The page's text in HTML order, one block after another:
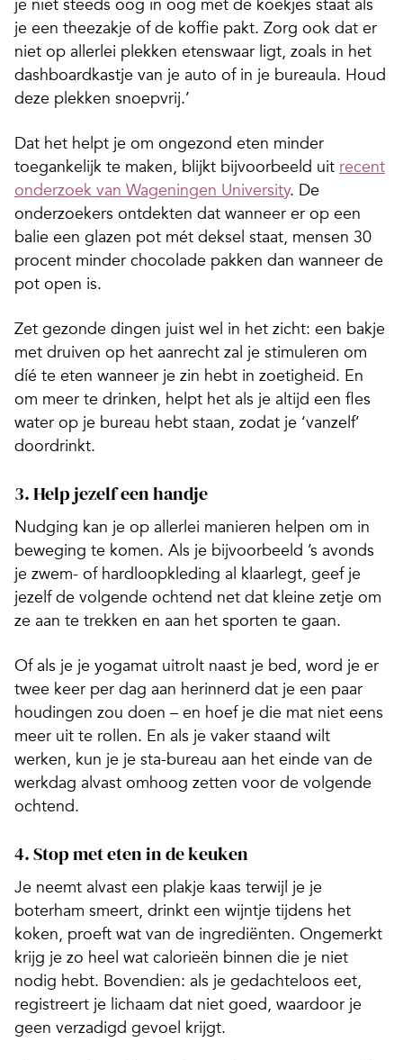
je niet steeds oog in oog met de koekjes staat als
je een theezakje of de koffie pakt. Zorg ook dat er
niet op allerlei plekken etenswaar ligt, zoals in het
dashboardkastje van je auto of in je bureaula. Houd
deze plekken snoepvrij.’
Dat het helpt je om ongezond eten minder
toegankelijk te maken, blijkt bijvoorbeeld uit recent
onderzoek van Wageningen University. De
onderzoekers ontdekten dat wanneer er op een
balie een glazen pot mét deksel staat, mensen 30
procent minder chocolade pakken dan wanneer de
pot open is.
Zet gezonde dingen juist wel in het zicht: een bakje
met druiven op het aanrecht zal je stimuleren om
díé te eten wanneer je zin hebt in zoetigheid. En
om meer te drinken, helpt het als je altijd een fles
water op je bureau hebt staan, zodat je ‘vanzelf’
doordrinkt.
3. Help jezelf een handje
Nudging kan je op allerlei manieren helpen om in
beweging te komen. Als je bijvoorbeeld ’s avonds
je zwem- of hardloopkleding al klaarlegt, geef je
jezelf de volgende ochtend net dat kleine zetje om
ze aan te trekken en aan het sporten te gaan.
Of als je je yogamat uitrolt naast je bed, word je er
twee keer per dag aan herinnerd dat je een paar
houdingen zou doen – en hoef je die mat niet eens
meer uit te rollen. En als je vaker staand wilt
werken, kun je je sta-bureau aan het einde van de
werkdag alvast omhoog zetten voor de volgende
ochtend.
4. Stop met eten in de keuken
Je neemt alvast een plakje kaas terwijl je je
boterham smeert, drinkt een wijntje tijdens het
koken, proeft wat van de ingrediënten. Ongemerkt
krijg je zo heel wat calorieën binnen die je niet
nodig hebt. Bovendien: als je gedachteloos eet,
registreert je lichaam dat niet goed, waardoor je
geen verzadigd gevoel krijgt.